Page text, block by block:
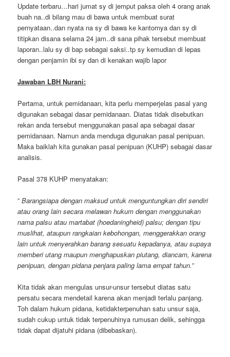
Update terbaru…hari jumat sy di jemput paksa oleh 4 orang anak
buah na..di bilang mau di bawa untuk membuat surat
pernyataan..dan nyata na sy di bawa ke kantornya dan sy di
titipkan disana selama 24 jam..di sana pihak tersebut membuat
laporan..lalu sy di bap sebagai saksi..tp sy kemudian di lepas
dengan penjamin ibi sy dan di kenakan wajib lapor
Jawaban LBH Nurani:
Pertama, untuk pemidanaan, kita perlu memperjelas pasal yang
digunakan sebagai dasar pemidanaan. Diatas tidak disebutkan
rekan anda tersebut menggunakan pasal apa sebagai dasar
pemidanaan. Namun anda menduga digunakan pasal penipuan.
Maka baiklah kita gunakan pasal penipuan (KUHP) sebagai dasar
analisis.
Pasal 378 KUHP menyatakan:
”Barangsiapa dengan maksud untuk menguntungkan diri sendiri
atau orang lain secara melawan hukum dengan menggunakan
nama palsu atau martabat (hoedaningheid) palsu; dengan tipu
muslihat, ataupun rangkaian kebohongan, menggerakkan orang
lain untuk menyerahkan barang sesuatu kepadanya, atau supaya
memberi utang maupun menghapuskan piutang, diancam, karena
penipuan, dengan pidana penjara paling lama empat tahun.”
Kita tidak akan mengulas unsur-unsur tersebut diatas satu
persatu secara mendetail karena akan menjadi terlalu panjang.
Toh dalam hukum pidana, ketidakterpenuhan satu unsur saja,
sudah cukup untuk tidak terpenuhinya rumusan delik, sehingga
tidak dapat dijatuhi pidana (dibebaskan).